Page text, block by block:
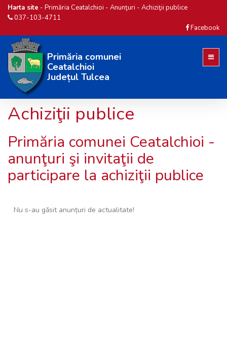
Harta site - Primăria Ceatalchioi - Anunţuri - Achiziţii publice
037-103-4711
Facebook
Primăria comunei
Ceatalchioi
Județul Tulcea
Achiziţii publice
Primăria comunei Ceatalchioi -
anunţuri şi invitaţii de
participare la achiziţii publice